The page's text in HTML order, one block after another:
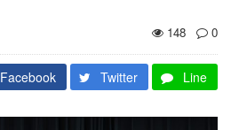
148
0
Facebook Twitter Line